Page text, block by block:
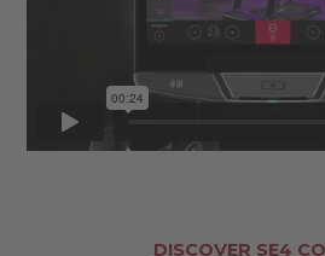
DISCOVER SE4